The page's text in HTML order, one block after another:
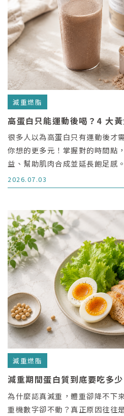
減重燃脂
高蛋白只能運動後喝？4 大
很多人以為高蛋白只有運動後才
你想的更多元！掌握對的時間點
益、幫助肌肉合成並延長飽足感
大黃金補充時機與 3 個攝取核心
功倍。
2026.07.03
減重燃脂
減重期間蛋白質到底要吃多少
為什麼認真減重，體重卻降不下
重機數字卻不動？真正原因往往